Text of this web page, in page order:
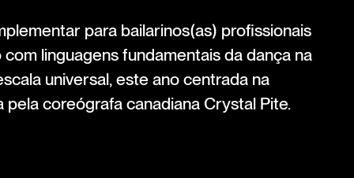
para bailarinos(as) profissionais
linguagens fundamentais da dança na
universal, este ano centrada na
pela coreógrafa canadiana Crystal Pite.